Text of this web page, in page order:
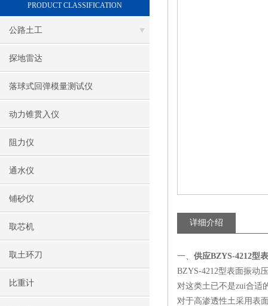
PRODUCT CLASSIFICATION
公路土工
探地雷达
落球式回弹模量测试仪
动力锥贯入仪
阻力仪
通水仪
铺砂仪
取芯机
取土环刀
比重计
详细介绍
一、 供应BZYS-4212型
BZYS-4212型表面振动
对这类土已不是zui合适
对于高渗透性土采用表